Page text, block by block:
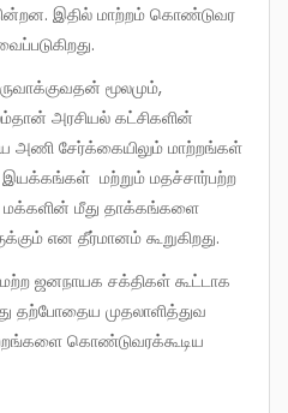
இதில் மாற்றம் கொண்டுவர
அரசியல் கட்சிகளின்
சேர்க்கையிலும் மாற்றங்கள்
மற்றும் மதச்சார்பற்ற
மக்களின் மீது தாக்கங்களை
என தீர்மானம் கூறுகிறது.
தற்போதைய முதலாளித்துவ
கொண்டுவரக்கூடிய